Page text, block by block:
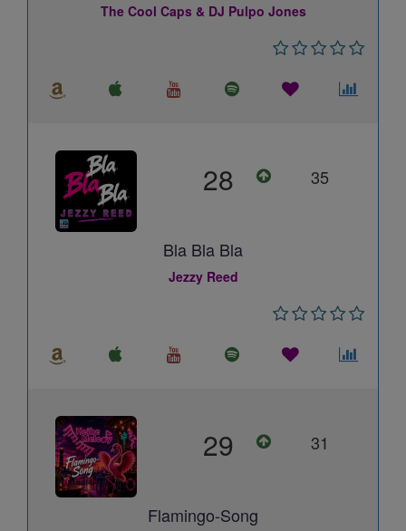
The Cool Caps & DJ Pulpo Jones
28 35
Bla Bla Bla
Jezzy Reed
29 31
Flamingo-Song